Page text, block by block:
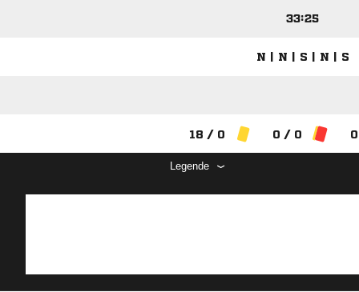
33:25
N | N | S | N | S
18 / 0 0 / 0
Legende